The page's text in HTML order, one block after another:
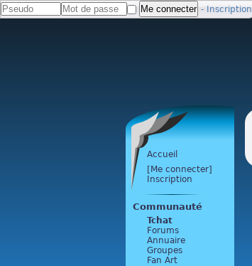
- Inscription
Accueil
[Me connecter]
Inscription
Communauté
Tchat
Forums
Annuaire
Groupes
Fan Art